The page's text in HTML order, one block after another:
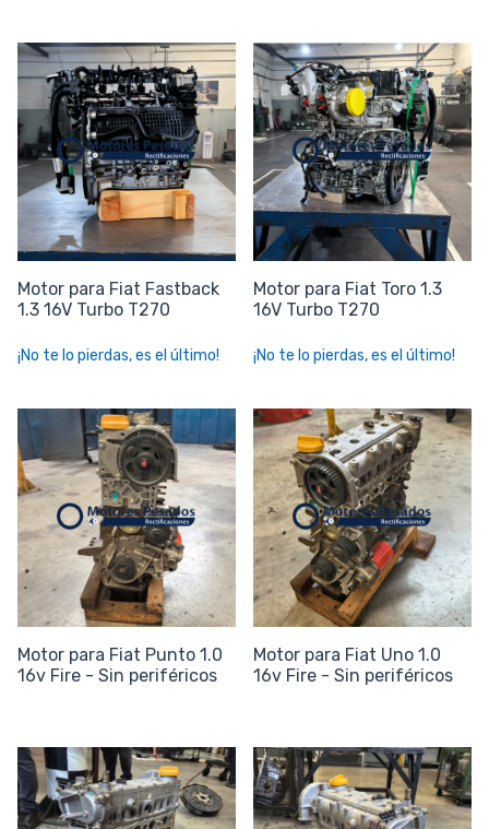
Motor para Fiat Fastback
1.3 16V Turbo T270
¡No te lo pierdas, es el último!
Motor para Fiat Toro 1.3
16V Turbo T270
¡No te lo pierdas, es el último!
Motor para Fiat Punto 1.0
16v Fire - Sin periféricos
Motor para Fiat Uno 1.0
16v Fire - Sin periféricos